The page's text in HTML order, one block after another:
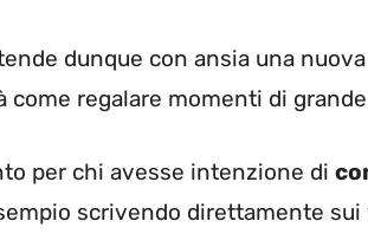
dunque con ansia una
come regalare momenti di
per chi avesse intenzione di
scrivendo direttamente sui